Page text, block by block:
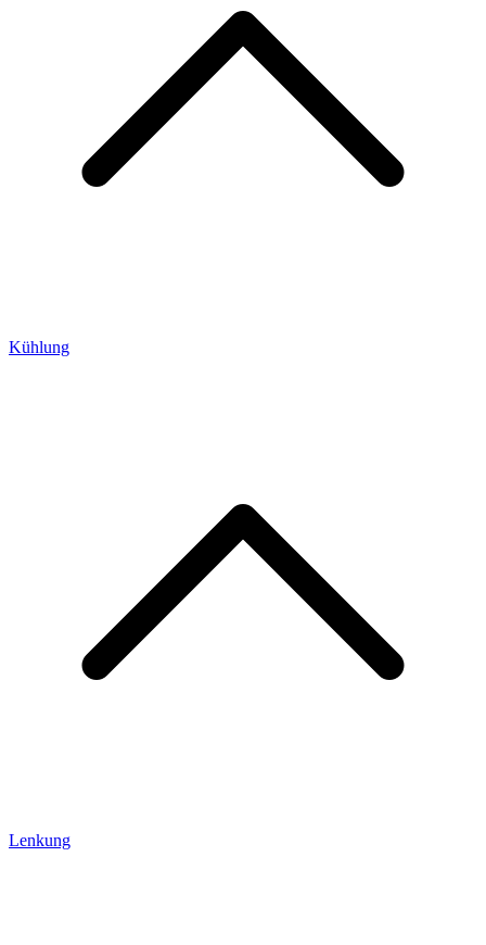
Kühlung
Lenkung